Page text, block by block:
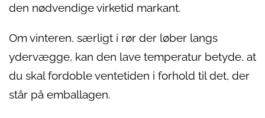
den nødvendige virketid markant.
Om vinteren, særligt i rør der løber langs
ydervægge, kan den lave temperatur betyde, at
du skal fordoble ventetiden i forhold til det, der
står på emballagen.